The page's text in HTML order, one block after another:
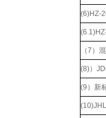
(6)HZ-
（7）
(8)）
(9）新